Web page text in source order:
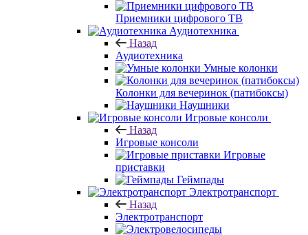
Приемники цифрового ТВ
Аудиотехника
Назад
Аудиотехника
Умные колонки
Колонки для вечеринок (патибоксы)
Наушники
Игровые консоли
Назад
Игровые консоли
Игровые
приставки
Геймпады
Электротранспорт
Назад
Электротранспорт